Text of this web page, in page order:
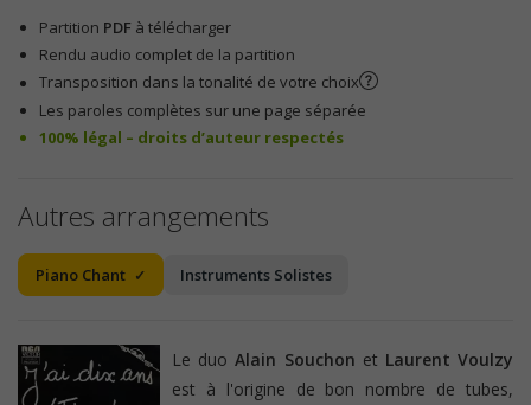
Partition PDF à télécharger
Rendu audio complet de la partition
Transposition dans la tonalité de votre choix
Les paroles complètes sur une page séparée
100% légal – droits d’auteur respectés
Autres arrangements
Piano Chant Instruments Solistes
Le duoAlain Souchon et Laurent Voulzy
est à l'origine de bon nombre de tubes,